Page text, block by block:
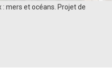
: mers et océans. Projet de